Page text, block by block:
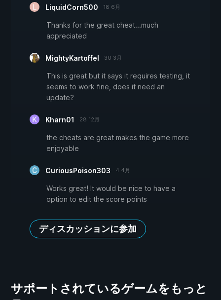
LiquidCorn500 18 6月
Thanks for the great cheat...much
appreciated
MightyKartoffel 30 3月
This is great but it says it requires testing, it
seems to work fine, does it need an
update?
Kharn01 28 12月
the cheats are great makes the game more
enjoyable
CuriousPoison303 4 4月
Works great! It would be nice to have a
option to edit the score points
ディスカッションに参加
サポートされているゲームをもっと